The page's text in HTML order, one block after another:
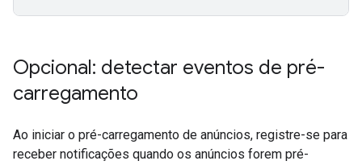
Opcional: detectar eventos de pré-
carregamento
Ao iniciar o pré-carregamento de anúncios, registre-se para
receber notificações quando os anúncios forem pré-